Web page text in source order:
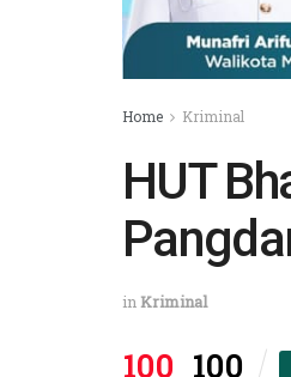
Home Kriminal
HUT
inKriminal
100 100